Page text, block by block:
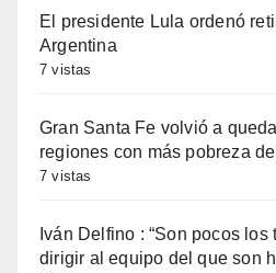
El presidente Lula ordenó
Argentina
7 vistas
Gran Santa Fe volvió a
regiones con más pobreza
7 vistas
Iván Delfino : “Son pocos
dirigir al equipo del que son